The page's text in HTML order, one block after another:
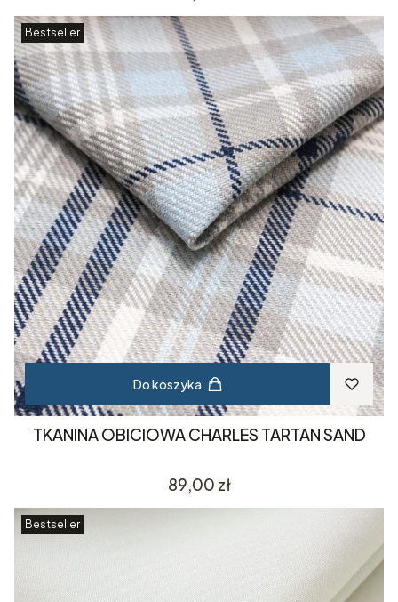
Bestseller
Do koszyka
TKANINA OBICIOWA CHARLES TARTAN SAND
Cena
89,00 zł
Bestseller